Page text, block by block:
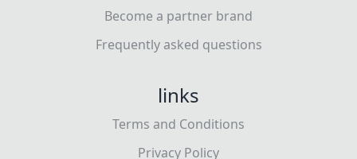
Become a partner brand
Frequently asked questions
links
Terms and Conditions
Privacy Policy